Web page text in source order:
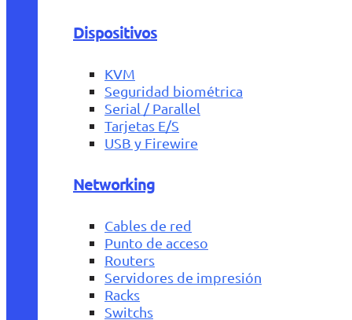
Dispositivos
KVM
Seguridad biométrica
Serial / Parallel
Tarjetas E/S
USB y Firewire
Networking
Cables de red
Punto de acceso
Routers
Servidores de impresión
Racks
Switchs